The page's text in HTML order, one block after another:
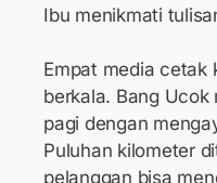
Ibu menikmati
Empat media cetak
berkala. Bang
pagi dengan
Puluhan kilometer
pelanggan bisa